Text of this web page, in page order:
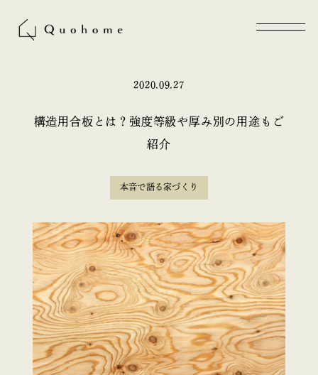
2020.09.27
構造用合板とは？強度等級や厚み別の用途もご
紹介
本音で語る家づくり